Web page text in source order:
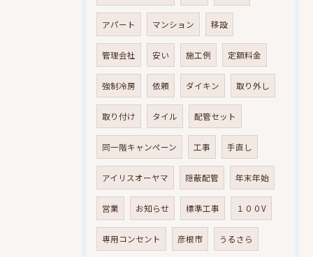
アパート マンション 移設
管理会社 安い 施工例 定額料金
強制冷房 依頼 ダイキン 取り外し
取り付け タイル 配管セット
同一階キャンペーン 工事 手直し
アイリスオーヤマ 隠蔽配管 年末年始
営業 お知らせ 標準工事 １００V
専用コンセント 彦根市 うるさら